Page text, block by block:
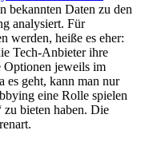
bekannten Daten zu den
analysiert. Für
werden, heiße es eher:
Tech-Anbieter ihre
Optionen jeweils im
es geht, kann man nur
eine Rolle spielen
zu bieten haben. Die